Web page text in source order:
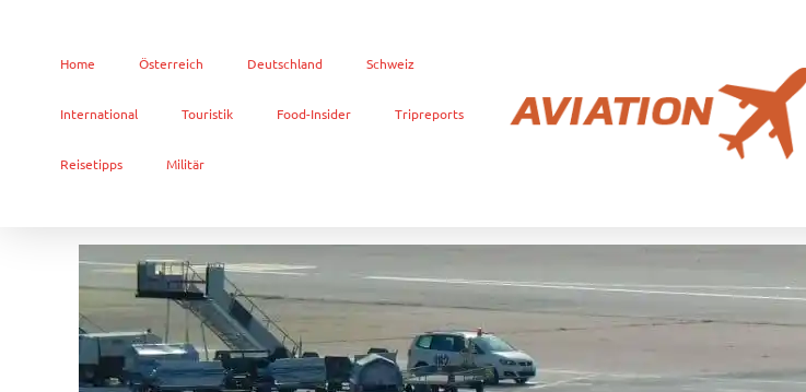
Home Österreich Deutschland Schweiz
International Touristik Food-Insider Tripreports
Reisetipps Militär